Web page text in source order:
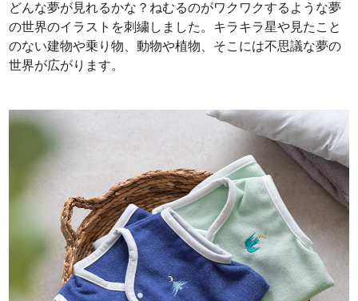
どんな夢が見れるかな？ねむるのがワクワクするような夢
の世界のイラストを刺繍しました。キラキラ星や見たこと
のない建物や乗り物、動物や植物、そこには不思議な夢の
世界が広がります。